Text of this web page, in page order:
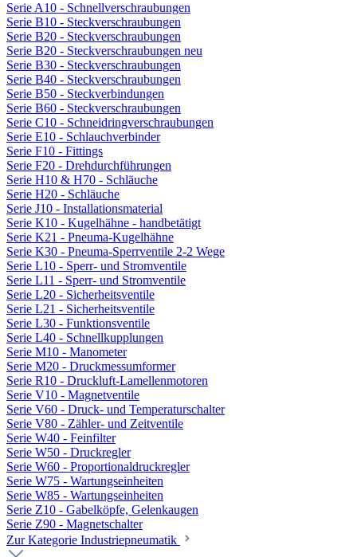
Serie A10 - Schnellverschraubungen
Serie B10 - Steckverschraubungen
Serie B20 - Steckverschraubungen
Serie B20 - Steckverschraubungen neu
Serie B30 - Steckverschraubungen
Serie B40 - Steckverschraubungen
Serie B50 - Steckverbindungen
Serie B60 - Steckverschraubungen
Serie C10 - Schneidringverschraubungen
Serie E10 - Schlauchverbinder
Serie F10 - Fittings
Serie F20 - Drehdurchführungen
Serie H10 & H70 - Schläuche
Serie H20 - Schläuche
Serie J10 - Installationsmaterial
Serie K10 - Kugelhähne - handbetätigt
Serie K21 - Pneuma-Kugelhähne
Serie K30 - Pneuma-Sperrventile 2-2 Wege
Serie L10 - Sperr- und Stromventile
Serie L11 - Sperr- und Stromventile
Serie L20 - Sicherheitsventile
Serie L21 - Sicherheitsventile
Serie L30 - Funktionsventile
Serie L40 - Schnellkupplungen
Serie M10 - Manometer
Serie M20 - Druckmessumformer
Serie R10 - Druckluft-Lamellenmotoren
Serie V10 - Magnetventile
Serie V60 - Druck- und Temperaturschalter
Serie V80 - Zähler- und Zeitventile
Serie W40 - Feinfilter
Serie W50 - Druckregler
Serie W60 - Proportionaldruckregler
Serie W75 - Wartungseinheiten
Serie W85 - Wartungseinheiten
Serie Z10 - Gabelköpfe, Gelenkaugen
Serie Z90 - Magnetschalter
Zur Kategorie Industriepneumatik